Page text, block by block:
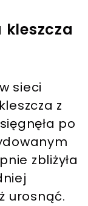
kleszcza
sieci
z
po
zbliżyła
urosnąć.